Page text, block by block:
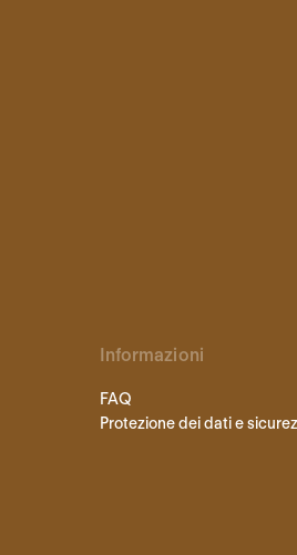
Informazioni
FAQ
Protezione dei dati e